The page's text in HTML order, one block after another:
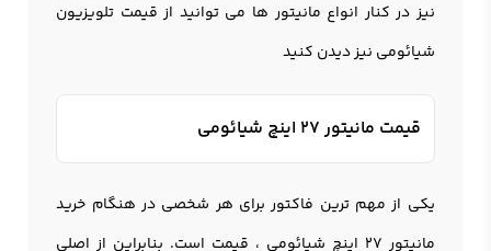
نیز در کنار انواع مانیتور ها می توانید از قیمت تلویزیون
شیائومی نیز دیدن کنید
قیمت مانیتور ۲۷ اینچ شیائومی
یکی از مهم ترین فاکتور برای هر شخصی در هنگام خرید
مانیتور 27 اینچ شیائومی ، قیمت است. بنابراین از اصلی